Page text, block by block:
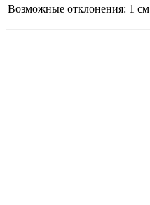
Возможные отклонения: 1 см